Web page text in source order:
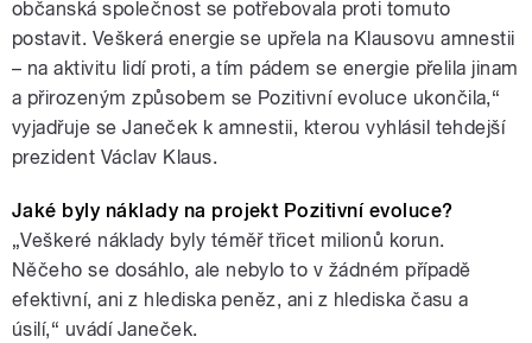
občanská společnost se potřebovala proti tomuto
postavit. Veškerá energie se upřela na Klausovu amnestii
– na aktivitu lidí proti, a tím pádem se energie přelila jinam
a přirozeným způsobem se Pozitivní evoluce ukončila,“
vyjadřuje se Janeček k amnestii, kterou vyhlásil tehdejší
prezident Václav Klaus.
Jaké byly náklady na projekt Pozitivní evoluce?
„Veškeré náklady byly téměř třicet milionů korun.
Něčeho se dosáhlo, ale nebylo to v žádném případě
efektivní, ani z hlediska peněz, ani z hlediska času a
úsilí,“ uvádí Janeček.